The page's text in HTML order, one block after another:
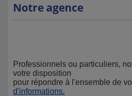
Notre agence
Professionnels ou particuliers,
votre disposition
pour répondre à l'ensemble de
d'informations.